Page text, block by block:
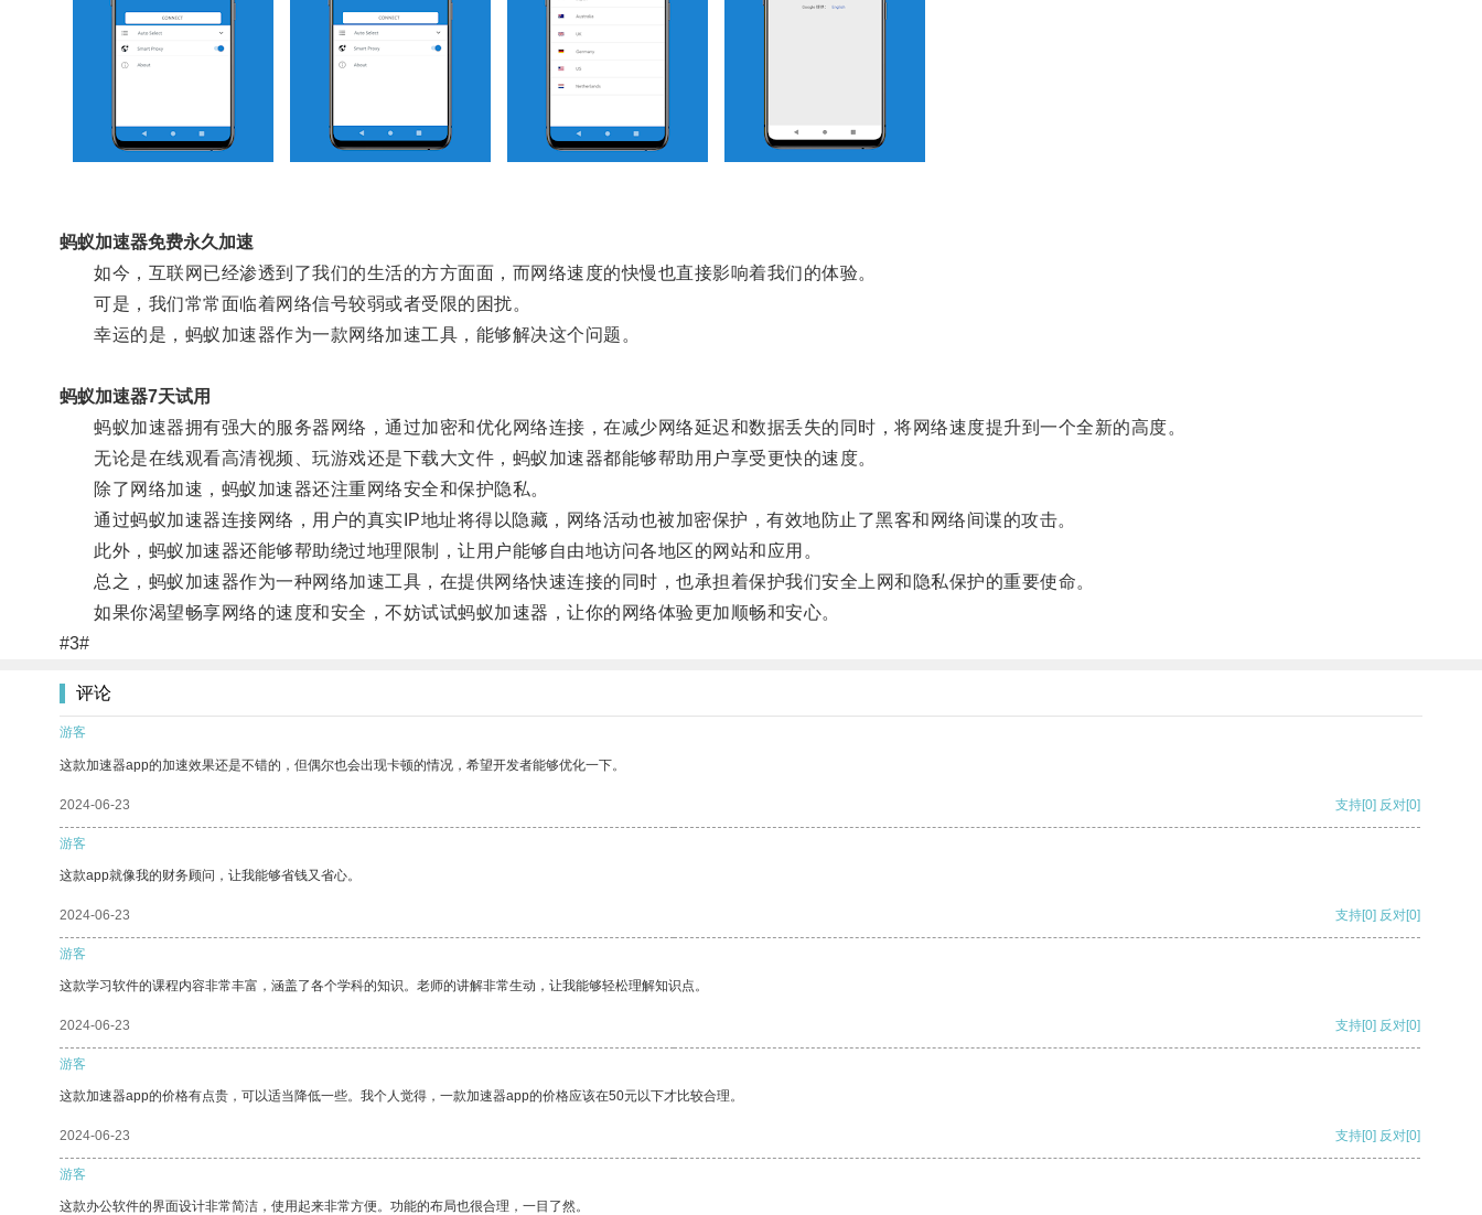
蚂蚁加速器免费永久加速
如今，互联网已经渗透到了我们的生活的方方面面，而网络速度的快慢也直接影响着我们的体验。
可是，我们常常面临着网络信号较弱或者受限的困扰。
幸运的是，蚂蚁加速器作为一款网络加速工具，能够解决这个问题。
蚂蚁加速器7天试用
蚂蚁加速器拥有强大的服务器网络，通过加密和优化网络连接，在减少网络延迟和数据丢失的同时，将网络速度提升到一个全新的高度。
无论是在线观看高清视频、玩游戏还是下载大文件，蚂蚁加速器都能够帮助用户享受更快的速度。
除了网络加速，蚂蚁加速器还注重网络安全和保护隐私。
通过蚂蚁加速器连接网络，用户的真实IP地址将得以隐藏，网络活动也被加密保护，有效地防止了黑客和网络间谍的攻击。
此外，蚂蚁加速器还能够帮助绕过地理限制，让用户能够自由地访问各地区的网站和应用。
总之，蚂蚁加速器作为一种网络加速工具，在提供网络快速连接的同时，也承担着保护我们安全上网和隐私保护的重要使命。
如果你渴望畅享网络的速度和安全，不妨试试蚂蚁加速器，让你的网络体验更加顺畅和安心。
#3#
评论
游客
这款加速器app的加速效果还是不错的，但偶尔也会出现卡顿的情况，希望开发者能够优化一下。
2024-06-23 支持[0] 反对[0]
游客
这款app就像我的财务顾问，让我能够省钱又省心。
2024-06-23 支持[0] 反对[0]
游客
这款学习软件的课程内容非常丰富，涵盖了各个学科的知识。老师的讲解非常生动，让我能够轻松理解知识点。
2024-06-23 支持[0] 反对[0]
游客
这款加速器app的价格有点贵，可以适当降低一些。我个人觉得，一款加速器app的价格应该在50元以下才比较合理。
2024-06-23 支持[0] 反对[0]
游客
这款办公软件的界面设计非常简洁，使用起来非常方便。功能的布局也很合理，一目了然。